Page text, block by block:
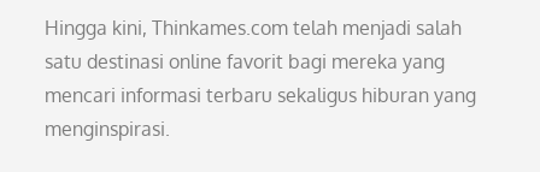
Hingga kini, Thinkames.com telah menjadi salah
satu destinasi online favorit bagi mereka yang
mencari informasi terbaru sekaligus hiburan yang
menginspirasi.